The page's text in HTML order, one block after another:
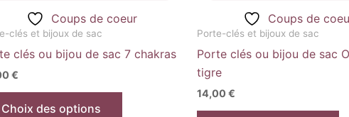
Coups de coeur
clés et bijoux de sac
clés ou bijou de sac 7 chakras
€
Choix des options
page
Coups de
Porte-clés et bijoux de sac
Porte clés ou bijou de sac
tigre
14,00 €